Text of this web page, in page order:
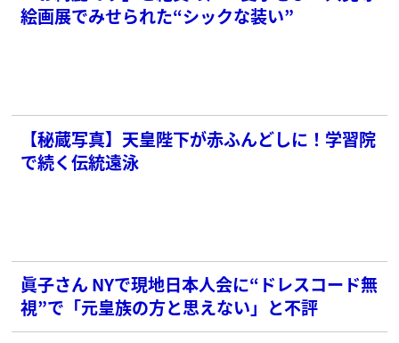
絵画展でみせられた“シックな装い”
【秘蔵写真】天皇陛下が赤ふんどしに！学習院
で続く伝統遠泳
眞子さん NYで現地日本人会に“ドレスコード無
視”で「元皇族の方と思えない」と不評